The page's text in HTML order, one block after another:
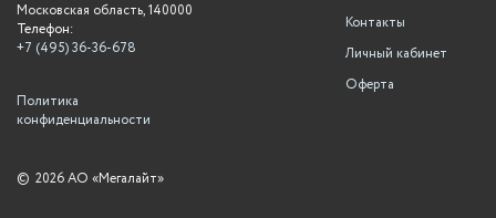
Контакты
Личный кабинет
Оферта
Московская область, 140000
Телефон:
+7 (495) 36-36-678
Политика
конфиденциальности
© 2026 АО «Мегалайт»